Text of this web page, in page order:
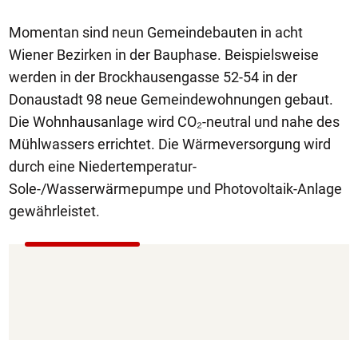
Momentan sind neun Gemeindebauten in acht
Wiener Bezirken in der Bauphase. Beispielsweise
werden in der Brockhausengasse 52-54 in der
Donaustadt 98 neue Gemeindewohnungen gebaut.
Die Wohnhausanlage wird CO₂-neutral und nahe des
Mühlwassers errichtet. Die Wärmeversorgung wird
durch eine Niedertemperatur-
Sole-/Wasserwärmepumpe und Photovoltaik-Anlage
gewährleistet.